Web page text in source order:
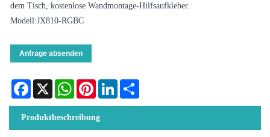
dem Tisch, kostenlose Wandmontage-Hilfsaufkleber.
Modell:JX810-RGBC
Anfrage absenden
Facebook
X WhatsAppPinterestLinkedIn
Produktbeschreibung